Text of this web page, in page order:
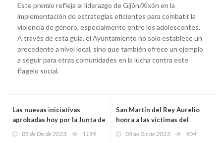
Este premio refleja el liderazgo de Gijón/Xixón en la
implementación de estrategias eficientes para combatir la
violencia de género, especialmente entre los adolescentes.
A través de esta guía, el Ayuntamiento no solo establece un
precedente a nivel local, sino que también ofrece un ejemplo
a seguir para otras comunidades en la lucha contra este
flagelo social.
Las nuevas iniciativas
aprobadas hoy por la Junta de
05 de Dic de 2023 1199
San Martín del Rey Aurelio
honra a las víctimas del
05 de Dic de 2023 904